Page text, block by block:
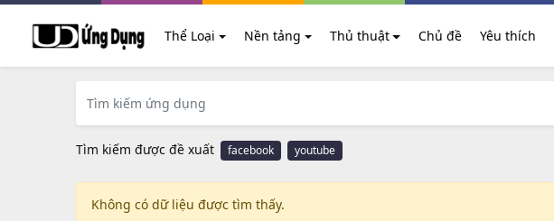
Thể Loại Nền tảng Thủ thuật Chủ đề Yêu thích
Tìm kiếm được đề xuất facebook youtube
Không có dữ liệu được tìm thấy.